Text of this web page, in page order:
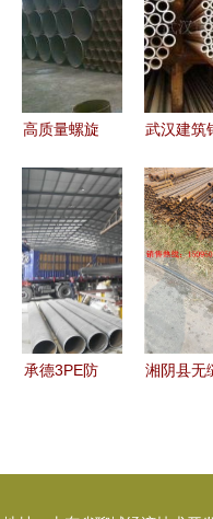
制造工艺与
厂家选择指
优质厂家
话一览
高质量螺旋
与应用及国
家标准解析
武汉建筑
量大优惠
力恒专业
筑租赁值
信赖
承德3PE防
湘阴县无